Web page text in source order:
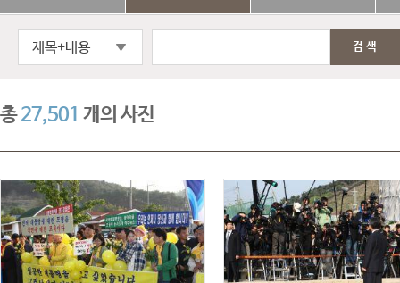
제목+내용 검색
총27,501 개의 사진